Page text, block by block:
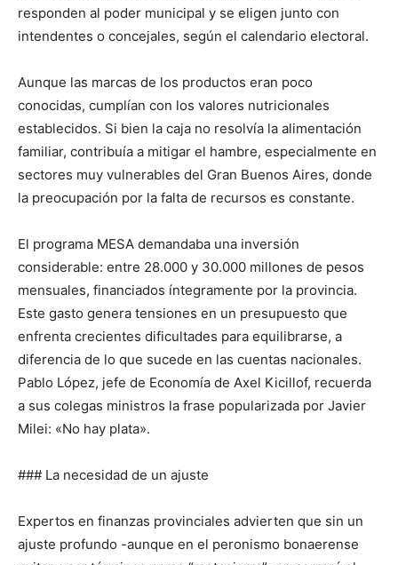
responden al poder municipal y se eligen junto con
intendentes o concejales, según el calendario electoral.
Aunque las marcas de los productos eran poco
conocidas, cumplían con los valores nutricionales
establecidos. Si bien la caja no resolvía la alimentación
familiar, contribuía a mitigar el hambre, especialmente en
sectores muy vulnerables del Gran Buenos Aires, donde
la preocupación por la falta de recursos es constante.
El programa MESA demandaba una inversión
considerable: entre 28.000 y 30.000 millones de pesos
mensuales, financiados íntegramente por la provincia.
Este gasto genera tensiones en un presupuesto que
enfrenta crecientes dificultades para equilibrarse, a
diferencia de lo que sucede en las cuentas nacionales.
Pablo López, jefe de Economía de Axel Kicillof, recuerda
a sus colegas ministros la frase popularizada por Javier
Milei: «No hay plata».
### La necesidad de un ajuste
Expertos en finanzas provinciales advierten que sin un
ajuste profundo -aunque en el peronismo bonaerense